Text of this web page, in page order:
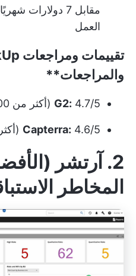
مقابل 7
العمل
تقييمات ومراجعات
والمراجعات**
G2: 4.7/5 (أكثر من 9,000 تقييم)
Capterra: 4.6/5 (أكثر من 4,000 تقييم)
2. آرتشر
المخاطر